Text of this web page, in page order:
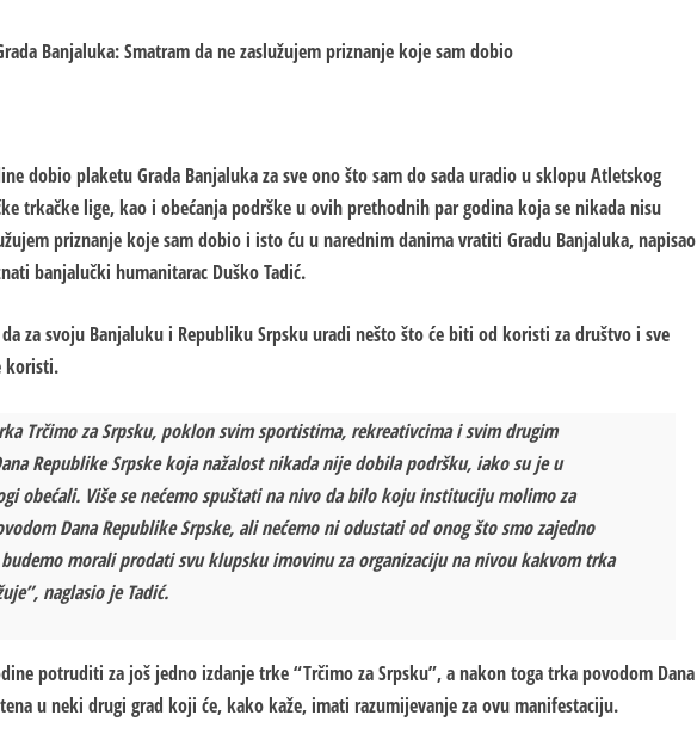
Banjaluka: Smatram da ne zaslužujem priznanje koje sam dobio
dobio plaketu Grada Banjaluka za sve ono što sam do sada uradio u sklopu Atletskog
trkačke lige, kao i obećanja podrške u ovih prethodnih par godina koja se nikada nisu
priznanje koje sam dobio i isto ću u narednim danima vratiti Gradu Banjaluka, napisao
banjalučki humanitarac Duško Tadić.
za svoju Banjaluku i Republiku Srpsku uradi nešto što će biti od koristi za društvo i sve
koristi.
Trčimo za Srpsku, poklon svim sportistima, rekreativcima i svim drugim
Republike Srpske koja nažalost nikada nije dobila podršku, iako su je u
obećali. Više se nećemo spuštati na nivo da bilo koju instituciju molimo za
Dana Republike Srpske, ali nećemo ni odustati od onog što smo zajedno
morali prodati svu klupsku imovinu za organizaciju na nivou kakvom trka
naglasio je Tadić.
potruditi za još jedno izdanje trke “Trčimo za Srpsku”, a nakon toga trka povodom Dana
u neki drugi grad koji će, kako kaže, imati razumijevanje za ovu manifestaciju.